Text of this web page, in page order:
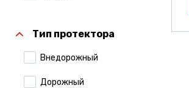
Тип протектора
Внедорожный
Дорожный